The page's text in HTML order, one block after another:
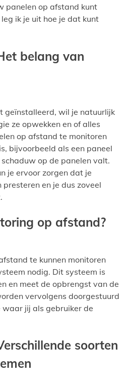
panelen op afstand kunt
ik je uit hoe je dat kunt
belang van
geïnstalleerd, wil je natuurlijk
ze opwekken en of alles
op afstand te monitoren
bijvoorbeeld als een paneel
op de panelen valt.
je ervoor zorgen dat je
en je dus zoveel
op afstand?
te kunnen monitoren
nodig. Dit systeem is
en meet de opbrengst van de
vervolgens doorgestuurd
jij als gebruiker de
soorten